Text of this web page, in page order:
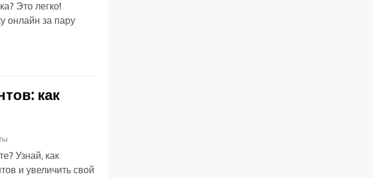
Это легко!
онлайн за пару
как
Узнай, как
и увеличить свой